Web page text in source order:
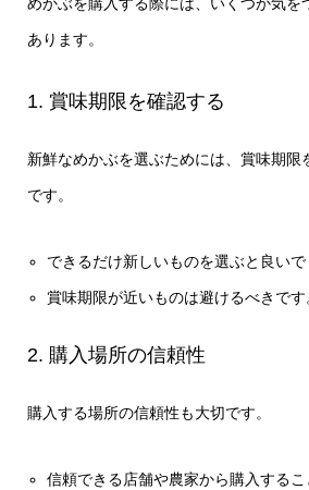
あります。
1. 賞味期限を確認する
新鮮なめかぶを選ぶためには、賞味期限
です。
できるだけ新しいものを選ぶと良いで
賞味期限が近いものは避けるべきです
2. 購入場所の信頼性
購入する場所の信頼性も大切です。
信頼できる店舗や農家から購入する